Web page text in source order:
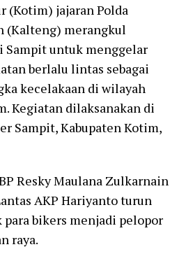
(Kotim) jajaran Polda
(Kalteng) merangkul
Sampit untuk menggelar
berlalu lintas sebagai
kecelakaan di wilayah
Kegiatan dilaksanakan di
Sampit, Kabupaten Kotim,
Resky Maulana Zulkarnain
AKP Hariyanto turun
para bikers menjadi pelopor
raya.